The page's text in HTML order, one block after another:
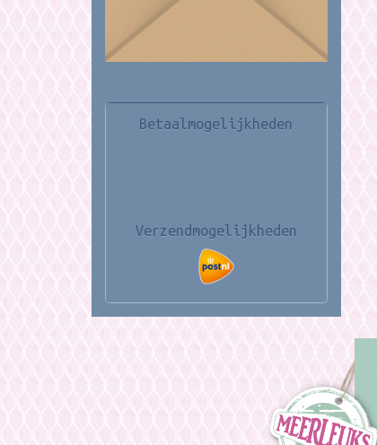
Betaalmogelijkheden
Verzendmogelijkheden